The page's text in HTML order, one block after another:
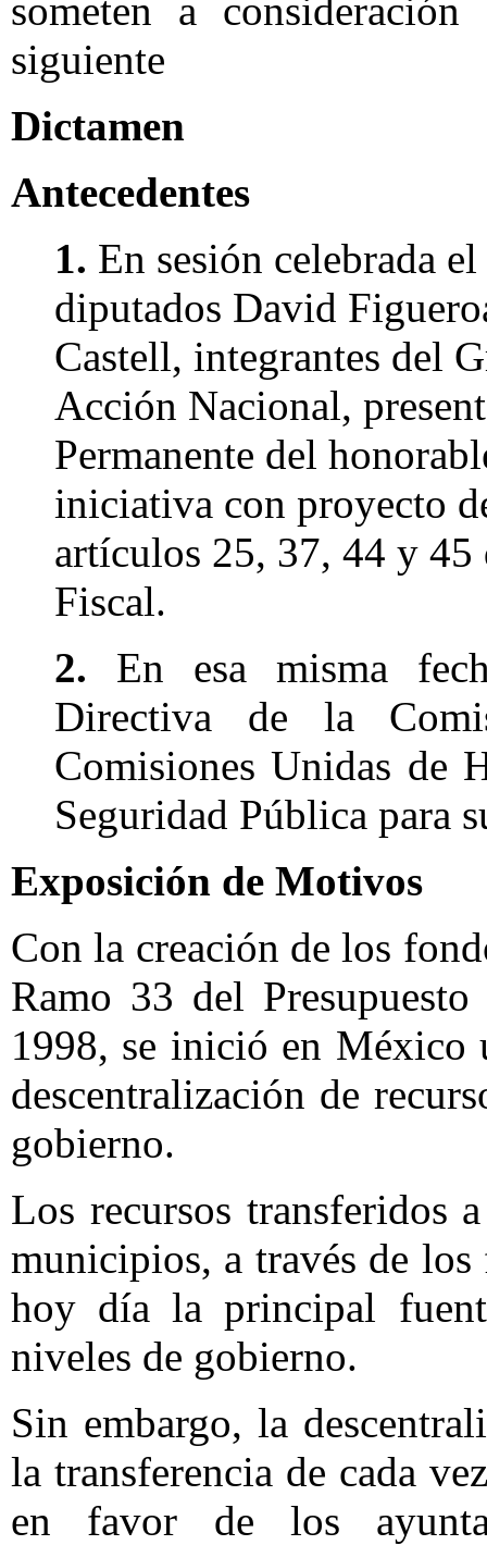
someten a
siguiente
Dictamen
Antecedentes
1. En sesión celebrada
diputados David
Castell, integrantes del
Acción Nacional,
Permanente del
iniciativa con proyecto
artículos 25, 37, 44 y
Fiscal.
2. En esa misma
Directiva de la
Comisiones Unidas de
Seguridad Pública para
Exposición de Motivos
Con la creación de los
Ramo 33 del
1998, se inició en México
descentralización de
gobierno.
Los recursos transferidos
municipios, a través de
hoy día la principal
niveles de gobierno.
Sin embargo, la
la transferencia de cada
en favor de los